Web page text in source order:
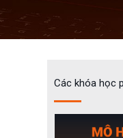
Các khóa học